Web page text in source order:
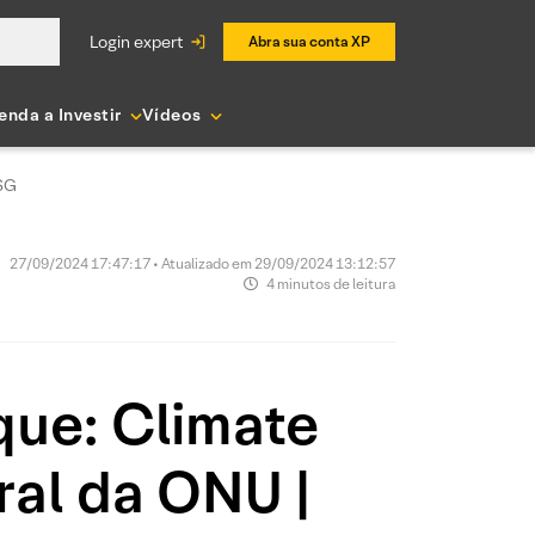
login expert Abra sua conta XP
a Investir Vídeos
27/09/2024 17:47:17 • Atualizado em 29/09/2024 13:12:57
4 minutos de leitura
Climate
da ONU |